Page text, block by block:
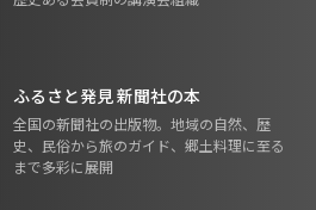
ふるさと発見 新聞社の本
全国の新聞社の出版物。地域の自然、歴
史、民俗から旅のガイド、郷土料理に至る
まで多彩に展開